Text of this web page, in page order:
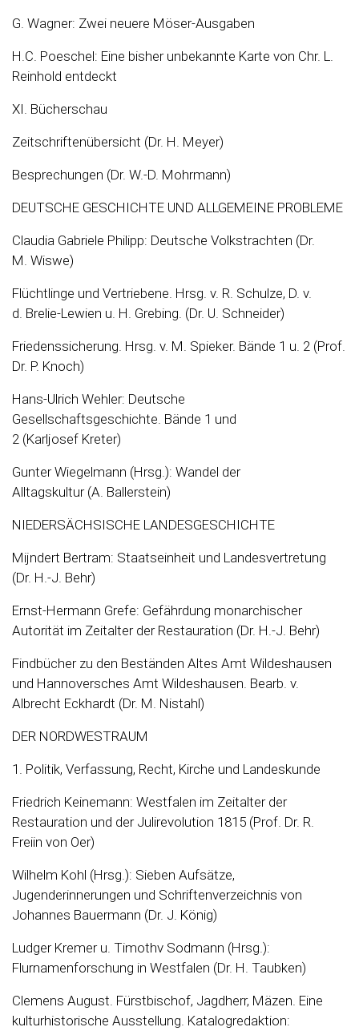
G. Wagner: Zwei neuere Möser-Ausgaben
H.C. Poeschel: Eine bisher unbekannte Karte von Chr. L.
Reinhold entdeckt
XI. Bücherschau
Zeitschriftenübersicht (Dr. H. Meyer)
Besprechungen (Dr. W.-D. Mohrmann)
DEUTSCHE GESCHICHTE UND ALLGEMEINE PROBLEME
Claudia Gabriele Philipp: Deutsche Volkstrachten (Dr.
M. Wiswe)
Flüchtlinge und Vertriebene. Hrsg. v. R. Schulze, D. v.
d. Brelie-Lewien u. H. Grebing. (Dr. U. Schneider)
Friedenssicherung. Hrsg. v. M. Spieker. Bände 1 u. 2 (Prof.
Dr. P. Knoch)
Hans-Ulrich Wehler: Deutsche
Gesellschaftsgeschichte. Bände 1 und
2 (Karljosef Kreter)
Gunter Wiegelmann (Hrsg.): Wandel der
Alltagskultur (A. Ballerstein)
NIEDERSÄCHSISCHE LANDESGESCHICHTE
Mijndert Bertram: Staatseinheit und Landesvertretung
(Dr. H.-J. Behr)
Ernst-Hermann Grefe: Gefährdung monarchischer
Autorität im Zeitalter der Restauration (Dr. H.-J. Behr)
Findbücher zu den Beständen Altes Amt Wildeshausen
und Hannoversches Amt Wildeshausen. Bearb. v.
Albrecht Eckhardt (Dr. M. Nistahl)
DER NORDWESTRAUM
1. Politik, Verfassung, Recht, Kirche und Landeskunde
Friedrich Keinemann: Westfalen im Zeitalter der
Restauration und der Julirevolution 1815 (Prof. Dr. R.
Freiin von Oer)
Wilhelm Kohl (Hrsg.): Sieben Aufsätze,
Jugenderinnerungen und Schriftenverzeichnis von
Johannes Bauermann (Dr. J. König)
Ludger Kremer u. Timothv Sodmann (Hrsg.):
Flurnamenforschung in Westfalen (Dr. H. Taubken)
Clemens August. Fürstbischof, Jagdherr, Mäzen. Eine
kulturhistorische Ausstellung. Katalogredaktion: